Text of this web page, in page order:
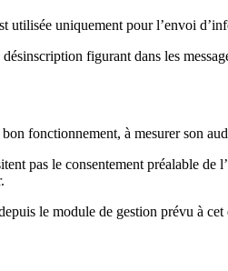
utilisée uniquement pour l’envoi
figurant dans les
fonctionnement, à mesurer son
pas le consentement préalable
le module de gestion prévu à